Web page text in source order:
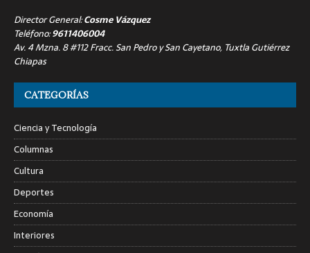
Director General:Cosme Vázquez
Teléfono:9611406004
Av. 4 Mzna. 8 #112 Fracc. San Pedro y San Cayetano, Tuxtla Gutiérrez
Chiapas
CATEGORÍAS
Ciencia y Tecnología
Columnas
Cultura
Deportes
Economía
Interiores